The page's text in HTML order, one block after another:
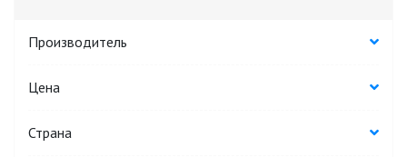
Производитель
Цена
Страна